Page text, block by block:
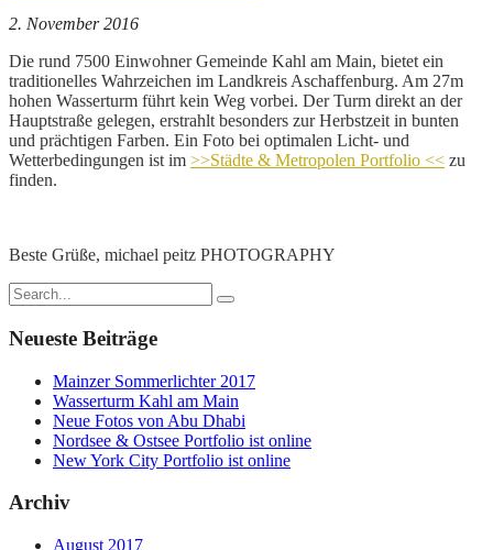
2. November 2016
Die rund 7500 Einwohner Gemeinde Kahl am Main, bietet ein
traditionelles Wahrzeichen im Landkreis Aschaffenburg. Am 27m
hohen Wasserturm führt kein Weg vorbei. Der Turm direkt an der
Hauptstraße gelegen, erstrahlt besonders zur Herbstzeit in bunten
und prächtigen Farben. Ein Foto bei optimalen Licht- und
Wetterbedingungen ist im >>Städte & Metropolen Portfolio << zu
finden.
Beste Grüße, michael peitz PHOTOGRAPHY
Neueste Beiträge
Mainzer Sommerlichter 2017
Wasserturm Kahl am Main
Neue Fotos von Abu Dhabi
Nordsee & Ostsee Portfolio ist online
New York City Portfolio ist online
Archiv
August 2017